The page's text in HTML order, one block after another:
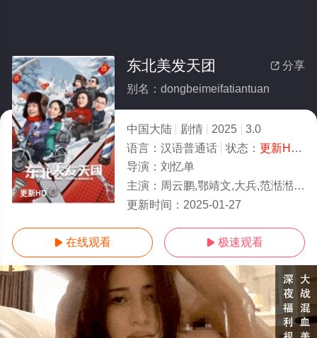
更新HD
 分享
东北美发天团
别名：dongbeimeifatiantuan
中国大陆 剧情 2025
3.0
语言： 汉语普通话 状态： 更新HD/高清
导演： 刘忆单
主演： 周云鹏,鄂靖文,大兵,范湉湉,刘忆单
更新时间： 2025-01-27
 在线观看  极速观看